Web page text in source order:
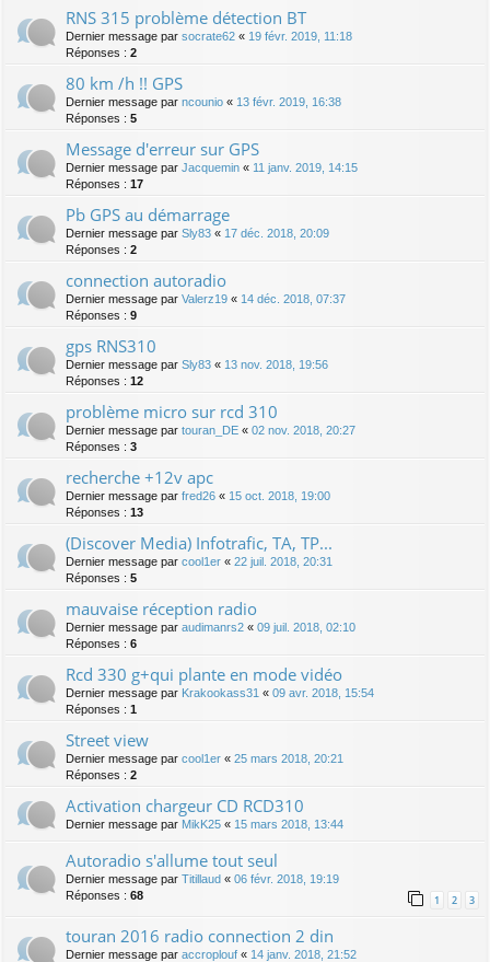
RNS 315 problème détection BT
Dernier message par socrate62 « 19 févr. 2019, 11:18
Réponses : 2
80 km /h !! GPS
Dernier message par ncounio « 13 févr. 2019, 16:38
Réponses : 5
Message d'erreur sur GPS
Dernier message par Jacquemin « 11 janv. 2019, 14:15
Réponses : 17
Pb GPS au démarrage
Dernier message par Sly83 « 17 déc. 2018, 20:09
Réponses : 2
connection autoradio
Dernier message par Valerz19 « 14 déc. 2018, 07:37
Réponses : 9
gps RNS310
Dernier message par Sly83 « 13 nov. 2018, 19:56
Réponses : 12
problème micro sur rcd 310
Dernier message par touran_DE « 02 nov. 2018, 20:27
Réponses : 3
recherche +12v apc
Dernier message par fred26 « 15 oct. 2018, 19:00
Réponses : 13
(Discover Media) Infotrafic, TA, TP...
Dernier message par cool1er « 22 juil. 2018, 20:31
Réponses : 5
mauvaise réception radio
Dernier message par audimanrs2 « 09 juil. 2018, 02:10
Réponses : 6
Rcd 330 g+qui plante en mode vidéo
Dernier message par Krakookass31 « 09 avr. 2018, 15:54
Réponses : 1
Street view
Dernier message par cool1er « 25 mars 2018, 20:21
Réponses : 2
Activation chargeur CD RCD310
Dernier message par MikK25 « 15 mars 2018, 13:44
Autoradio s'allume tout seul
Dernier message par Titillaud « 06 févr. 2018, 19:19
Réponses : 68 1 2 3
touran 2016 radio connection 2 din
Dernier message par accroplouf « 14 janv. 2018, 21:52